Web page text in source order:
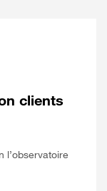
clients
l’observatoire